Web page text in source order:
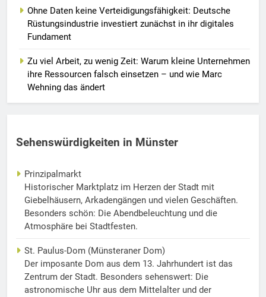
Ohne Daten keine Verteidigungsfähigkeit: Deutsche
Rüstungsindustrie investiert zunächst in ihr digitales
Fundament
Zu viel Arbeit, zu wenig Zeit: Warum kleine Unternehmen
ihre Ressourcen falsch einsetzen – und wie Marc
Wehning das ändert
Sehenswürdigkeiten in Münster
Prinzipalmarkt
Historischer Marktplatz im Herzen der Stadt mit
Giebelhäusern, Arkadengängen und vielen Geschäften.
Besonders schön: Die Abendbeleuchtung und die
Atmosphäre bei Stadtfesten.
St. Paulus-Dom (Münsteraner Dom)
Der imposante Dom aus dem 13. Jahrhundert ist das
Zentrum der Stadt. Besonders sehenswert: Die
astronomische Uhr aus dem Mittelalter und der